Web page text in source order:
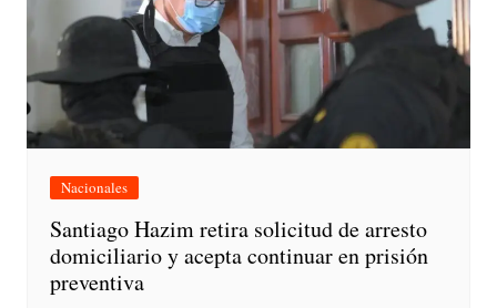
Nacionales
Santiago Hazim retira solicitud de arresto
domiciliario y acepta continuar en prisión
preventiva